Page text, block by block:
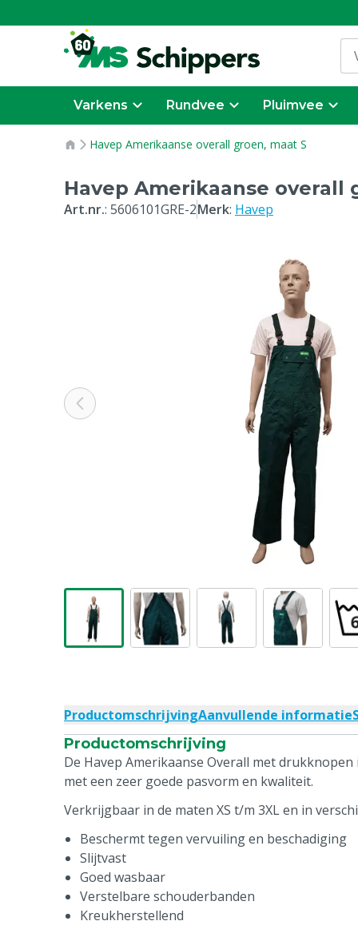
Varkens Rundvee Pluimvee
Havep Amerikaanse overall groen, maat S
Havep Amerikaanse overall
Art.nr.: 5606101GRE-2Merk: Havep
ProductomschrijvingAanvullende informatie
Productomschrijving
De Havep Amerikaanse Overall met
met een zeer goede pasvorm en kwaliteit.
Verkrijgbaar in de maten XS t/m 3XL en in
Beschermt tegen vervuiling en beschadiging
Slijtvast
Goed wasbaar
Verstelbare schouderbanden
Kreukherstellend